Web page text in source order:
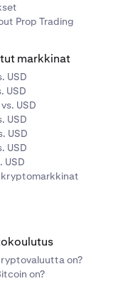
Prop Trading
markkinat
USD
USD
USD
USD
USD
USD
USD
kryptomarkkinat
on?
on?